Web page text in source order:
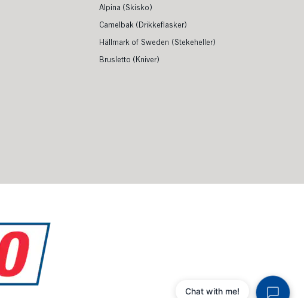
Alpina (Skisko)
Camelbak (Drikkeflasker)
Hällmark of Sweden (Stekeheller)
Brusletto (Kniver)
Chat with me!